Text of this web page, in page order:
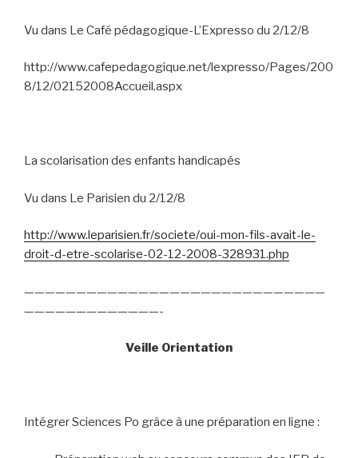
Vu dans Le Café pédagogique-L’Expresso du 2/12/8
http://www.cafepedagogique.net/lexpresso/Pages/200
8/12/02152008Accueil.aspx
La scolarisation des enfants handicapés
Vu dans Le Parisien du 2/12/8
http://www.leparisien.fr/societe/oui-mon-fils-avait-le-
droit-d-etre-scolarise-02-12-2008-328931.php
—————————————————————————————
—————————————-
Veille Orientation
Intégrer Sciences Po grâce à une préparation en ligne :